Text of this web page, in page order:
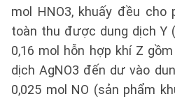
mol HNO3, khuấy đều cho
toàn thu được dung dịch Y
0,16 mol hỗn hợp khí Z
dịch AgNO3 đến dư vào
0,025 mol NO (sản phẩm